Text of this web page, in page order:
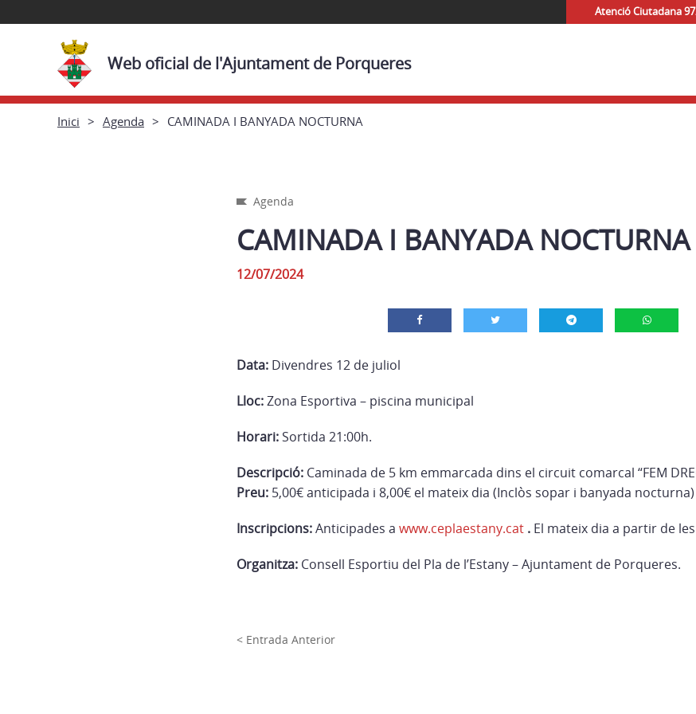
Atenció Ciutadana
Web oficial de l'Ajuntament de Porqueres
Inici Agenda CAMINADA I BANYADA NOCTURNA
Agenda
CAMINADA I BANYADA NOCTURNA
12/07/2024
Data: Divendres 12 de juliol
Lloc:Zona Esportiva – piscina municipal
Horari: Sortida 21:00h.
Descripció: Caminada de 5 km emmarcada dins el circuit comarcal “FEM
Preu: 5,00€ anticipada i 8,00€ el mateix dia (Inclòs sopar i banyada nocturna)
Inscripcions:Anticipades a www.ceplaestany.cat . El mateix dia a partir de
Organitza: Consell Esportiu del Pla de l’Estany – Ajuntament de Porqueres.
< Entrada Anterior